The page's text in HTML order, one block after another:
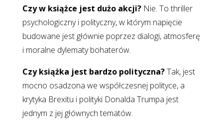
Czy w książce jest dużo akcji?Nie. To thriller
psychologiczny i polityczny, w którym napięcie
budowane jest głównie poprzez dialogi, atmosferę
i moralne dylematy bohaterów.
Czy książka jest bardzo polityczna?Tak, jest
mocno osadzona we współczesnej polityce, a
krytyka Brexitu i polityki Donalda Trumpa jest
jednym z jej głównych tematów.